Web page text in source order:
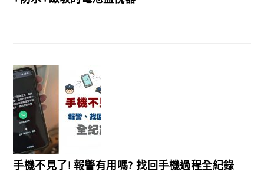
手機不見了! 報警有用嗎? 找回手機過程全紀錄